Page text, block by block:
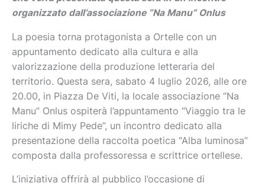
organizzato dall’associazione “Na Manu” Onlus
La poesia torna protagonista a Ortelle con un
appuntamento dedicato alla cultura e alla
valorizzazione della produzione letteraria del
territorio. Questa sera, sabato 4 luglio 2026, alle ore
20.00, in Piazza De Viti, la locale associazione “Na
Manu” Onlus ospiterà l’appuntamento “Viaggio tra le
liriche di Mimy Pede”, un incontro dedicato alla
presentazione della raccolta poetica “Alba luminosa”
composta dalla professoressa e scrittrice ortellese.
L’iniziativa offrirà al pubblico l’occasione di